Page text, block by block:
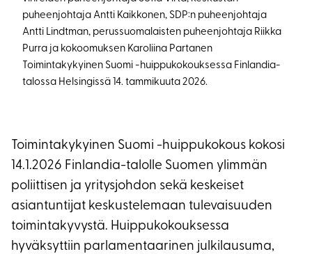
puheenjohtaja Antti Kaikkonen, SDP:n puheenjohtaja
Antti Lindtman, perussuomalaisten puheenjohtaja Riikka
Purra ja kokoomuksen Karoliina Partanen
Toimintakykyinen Suomi -huippukokouksessa Finlandia-
talossa Helsingissä 14. tammikuuta 2026.
Toimintakykyinen Suomi -huippukokous kokosi
14.1.2026 Finlandia-talolle Suomen ylimmän
poliittisen ja yritysjohdon sekä keskeiset
asiantuntijat keskustelemaan tulevaisuuden
toimintakyvystä. Huippukokouksessa
hyväksyttiin parlamentaarinen julkilausuma,